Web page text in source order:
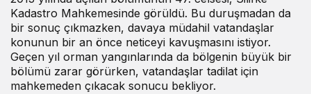
Kadastro Mahkemesinde görüldü. Bu duruşmadan da
bir sonuç çıkmazken, davaya müdahil vatandaşlar
konunun bir an önce neticeyi kavuşmasını istiyor.
Geçen yıl orman yangınlarında da bölgenin büyük bir
bölümü zarar görürken, vatandaşlar tadilat için
mahkemeden çıkacak sonucu bekliyor.